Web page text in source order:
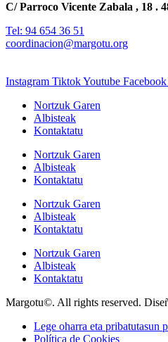
C/ Parroco Vicente Zabala , 18 .
Tel: 94 654 36 51
coordinacion@margotu.org
Instagram TiktokYoutube Facebook
Nortzuk Garen
Albisteak
Kontaktatu
Nortzuk Garen
Albisteak
Kontaktatu
Nortzuk Garen
Albisteak
Kontaktatu
Nortzuk Garen
Albisteak
Kontaktatu
Margotu©. All rights reserved.
Lege oharra eta pribatutasun
Política de Cookies